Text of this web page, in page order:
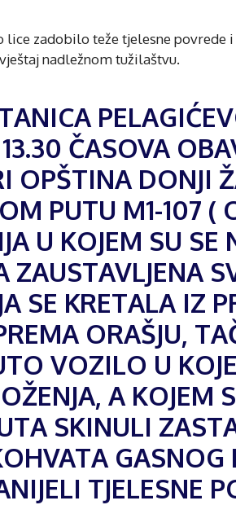
lice zadobilo teže tjelesne povrede i
nadležnom tužilaštvu.
ČASOVA
OPŠTINA DONJI
PUTU M1-107 (
U KOJEM SU SE
ZAUSTAVLJENA
SE KRETALA IZ
ORAŠJU,
VOZILO U
A KOJEM
SKINULI
GASNOG
TJELESNE